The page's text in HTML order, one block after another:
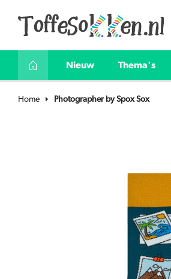
Nieuw Thema's
Home Photographer by Spox Sox